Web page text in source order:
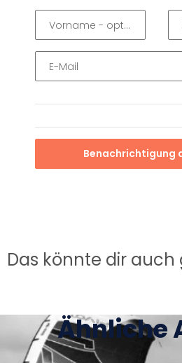
Vorname - optionale
E-Mail
Benachrichtigung
Das könnte dir auch
Ähnliche